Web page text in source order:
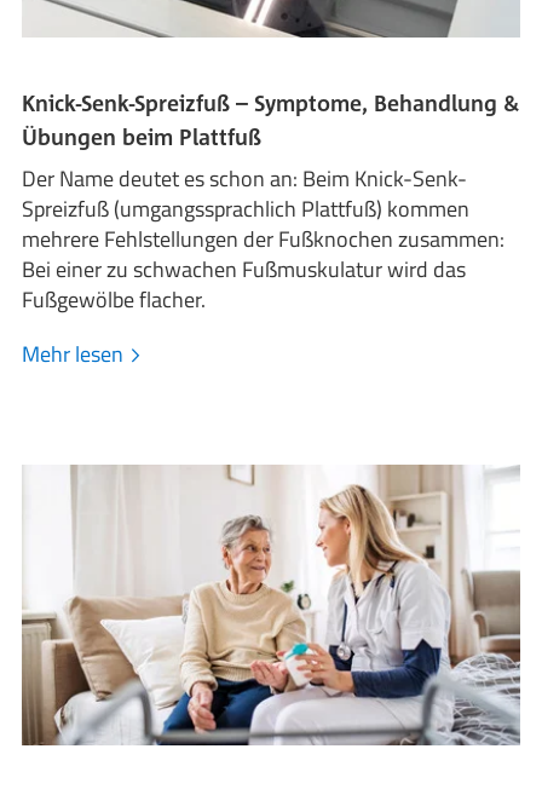
Knick-Senk-Spreizfuß – Symptome, Behandlung &
Übungen beim Plattfuß
Der Name deutet es schon an: Beim Knick-Senk-
Spreizfuß (umgangssprachlich Plattfuß) kommen
mehrere Fehlstellungen der Fußknochen zusammen:
Bei einer zu schwachen Fußmuskulatur wird das
Fußgewölbe flacher.
Mehr lesen